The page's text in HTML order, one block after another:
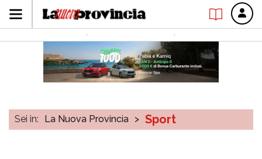
Sei in: La Nuova Provincia > Sport